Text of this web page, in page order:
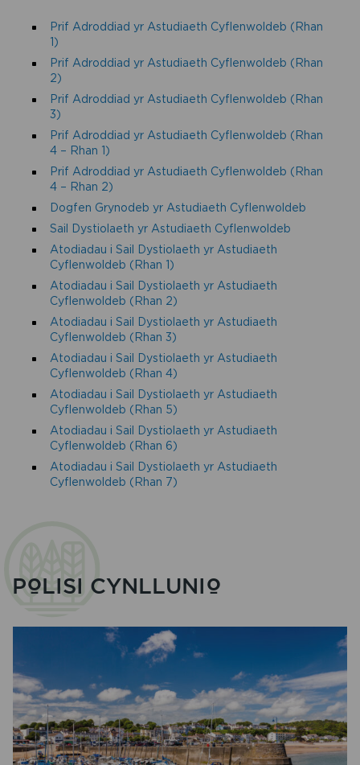
Prif Adroddiad yr Astudiaeth Cyflenwoldeb (Rhan
1)
Prif Adroddiad yr Astudiaeth Cyflenwoldeb (Rhan
2)
Prif Adroddiad yr Astudiaeth Cyflenwoldeb (Rhan
3)
Prif Adroddiad yr Astudiaeth Cyflenwoldeb (Rhan
4 – Rhan 1)
Prif Adroddiad yr Astudiaeth Cyflenwoldeb (Rhan
4 – Rhan 2)
Dogfen Grynodeb yr Astudiaeth Cyflenwoldeb
Sail Dystiolaeth yr Astudiaeth Cyflenwoldeb
Atodiadau i Sail Dystiolaeth yr Astudiaeth
Cyflenwoldeb (Rhan 1)
Atodiadau i Sail Dystiolaeth yr Astudiaeth
Cyflenwoldeb (Rhan 2)
Atodiadau i Sail Dystiolaeth yr Astudiaeth
Cyflenwoldeb (Rhan 3)
Atodiadau i Sail Dystiolaeth yr Astudiaeth
Cyflenwoldeb (Rhan 4)
Atodiadau i Sail Dystiolaeth yr Astudiaeth
Cyflenwoldeb (Rhan 5)
Atodiadau i Sail Dystiolaeth yr Astudiaeth
Cyflenwoldeb (Rhan 6)
Atodiadau i Sail Dystiolaeth yr Astudiaeth
Cyflenwoldeb (Rhan 7)
POLISI CYNLLUNIO